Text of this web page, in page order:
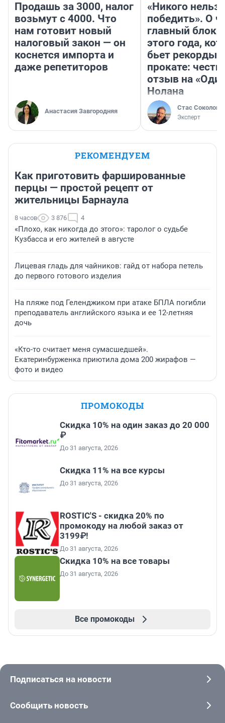
Продашь за 3000, налог
возьмут с 4000. Что
нам готовит новый
налоговый закон — он
коснется импорта и
даже репетиторов
Анастасия Завгородняя
«Никого нельзя
победить». О
главный
этого года,
бьет рекорды в
прокате:
отзыв на
Нолана
Стас Соколов
Эксперт
РЕКОМЕНДУЕМ
Как приготовить фаршированные
перцы — простой рецепт от
жительницы Барнаула
8 часов 3 876 4
«Плохо, как никогда до этого»: таролог о судьбе
Кузбасса и его жителей в августе
Лицевая гладь для чайников: гайд от набора петель
до первого готового изделия
На пляже под Геленджиком при атаке БПЛА погибли
преподаватель английского языка и ее 12-летняя
дочь
«Кто-то считает меня сумасшедшей».
Екатеринбурженка приютила дома 200 жирафов —
фото и видео
ПРОМОКОДЫ
Скидка 10% на один заказ до 20 000
₽
До 31 августа, 2026
Скидка 11% на все курсы
До 31 августа, 2026
ROSTIC'S - скидка 20% по
промокоду на любой заказ от
3199₽!
До 31 августа, 2026
Скидка 10% на все товары
До 31 августа, 2026
Все промокоды
Подписаться на новости
Сообщить новость